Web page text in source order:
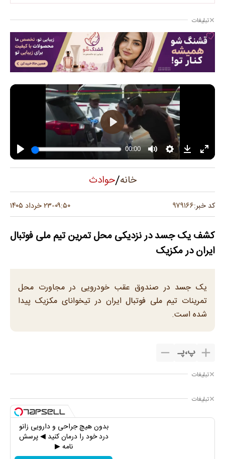
تبلیغات
خانه/حوادث
کد خبر:۹۷۹۱۶۶ ۰۹:۵۰-۲۳ خرداد ۱۴۰۵
کشف یک جسد در نزدیکی محل تمرین تیم ملی فوتبال
ایران در مکزیک
یک جسد در صندوق‌ عقب خودرویی در مجاورت محل
تمرینات تیم ملی فوتبال ایران در تیخوانای مکزیک پیدا
شده است.
پ،پـ
تبلیغات
تبلیغات
بدون هیچ جراحی و دارویی زانو
درد خود را درمان کنید ◀ پرسش
نامه ▶